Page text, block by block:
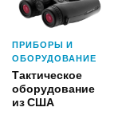
ПРИБОРЫ И
ОБОРУДОВАНИЕ
Тактическое
оборудование
из США